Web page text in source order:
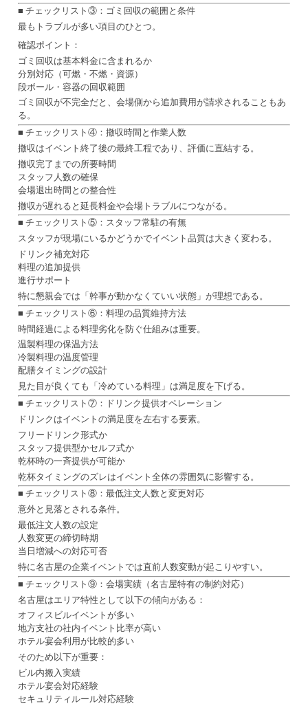
■ チェックリスト③：ゴミ回収の範囲と条件
最もトラブルが多い項目のひとつ。
確認ポイント：
ゴミ回収は基本料金に含まれるか
分別対応（可燃・不燃・資源）
段ボール・容器の回収範囲
ゴミ回収が不完全だと、会場側から追加費用が請求されることもあ
る。
■ チェックリスト④：撤収時間と作業人数
撤収はイベント終了後の最終工程であり、評価に直結する。
撤収完了までの所要時間
スタッフ人数の確保
会場退出時間との整合性
撤収が遅れると延長料金や会場トラブルにつながる。
■ チェックリスト⑤：スタッフ常駐の有無
スタッフが現場にいるかどうかでイベント品質は大きく変わる。
ドリンク補充対応
料理の追加提供
進行サポート
特に懇親会では「幹事が動かなくていい状態」が理想である。
■ チェックリスト⑥：料理の品質維持方法
時間経過による料理劣化を防ぐ仕組みは重要。
温製料理の保温方法
冷製料理の温度管理
配膳タイミングの設計
見た目が良くても「冷めている料理」は満足度を下げる。
■ チェックリスト⑦：ドリンク提供オペレーション
ドリンクはイベントの満足度を左右する要素。
フリードリンク形式か
スタッフ提供型かセルフ式か
乾杯時の一斉提供が可能か
乾杯タイミングのズレはイベント全体の雰囲気に影響する。
■ チェックリスト⑧：最低注文人数と変更対応
意外と見落とされる条件。
最低注文人数の設定
人数変更の締切時期
当日増減への対応可否
特に名古屋の企業イベントでは直前人数変動が起こりやすい。
■ チェックリスト⑨：会場実績（名古屋特有の制約対応）
名古屋はエリア特性として以下の傾向がある：
オフィスビルイベントが多い
地方支社の社内イベント比率が高い
ホテル宴会利用が比較的多い
そのため以下が重要：
ビル内搬入実績
ホテル宴会対応経験
セキュリティルール対応経験